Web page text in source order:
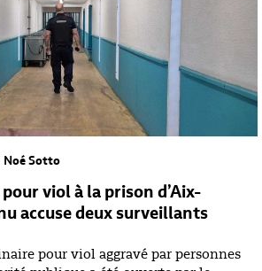
Noé Sotto
viol à la prison d’Aix-
accuse deux surveillants
pour viol aggravé par personnes